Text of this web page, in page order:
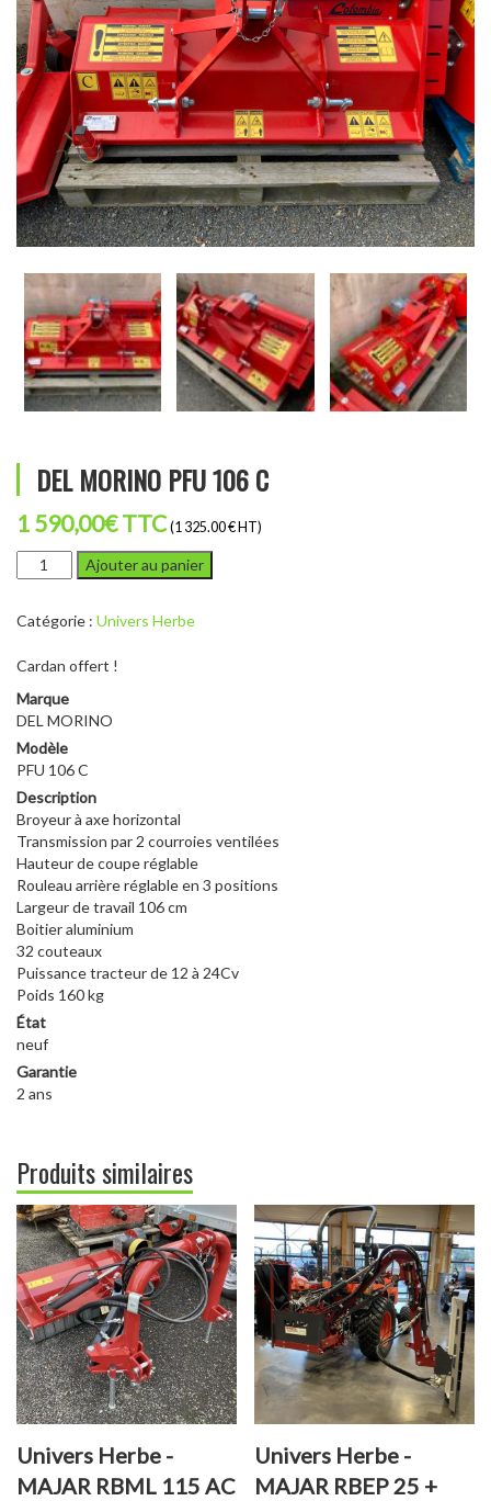
DEL MORINO PFU 106 C
1 590,00€TTC (1 325.00 € HT)
quantité
de
MORINO
106
C
Ajouter au panier
Catégorie : Univers Herbe
Cardan offert !
Marque
DEL MORINO
Modèle
PFU 106 C
Description
Broyeur à axe horizontal
Transmission par 2 courroies ventilées
Hauteur de coupe réglable
Rouleau arrière réglable en 3 positions
Largeur de travail 106 cm
Boitier aluminium
32 couteaux
Puissance tracteur de 12 à 24Cv
Poids 160 kg
État
neuf
Garantie
2 ans
Produits similaires
Univers Herbe -
MAJAR RBML 115 AC
Univers Herbe -
MAJAR RBEP 25 +